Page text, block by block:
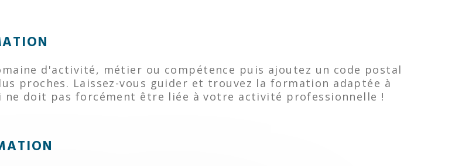
d'activité, métier ou compétence puis ajoutez un code postal
proches. Laissez-vous guider et trouvez la formation adaptée à
ne doit pas forcément être liée à votre activité professionnelle !